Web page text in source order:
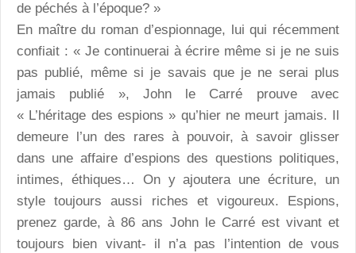
de péchés à l’époque? »
En maître du roman d’espionnage, lui qui récemment
confiait : « Je continuerai à écrire même si je ne suis
pas publié, même si je savais que je ne serai plus
jamais publié », John le Carré prouve avec
« L’héritage des espions » qu’hier ne meurt jamais. Il
demeure l’un des rares à pouvoir, à savoir glisser
dans une affaire d’espions des questions politiques,
intimes, éthiques… On y ajoutera une écriture, un
style toujours aussi riches et vigoureux. Espions,
prenez garde, à 86 ans John le Carré est vivant et
toujours bien vivant- il n’a pas l’intention de vous